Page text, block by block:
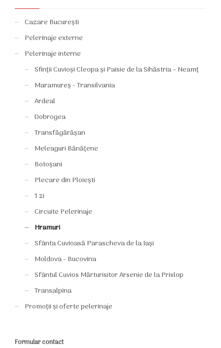
Cazare București
Pelerinaje externe
Pelerinaje interne
Sfinții Cuvioși Cleopa și Paisie de la Sihăstria – Neamț
Maramureș - Transilvania
Ardeal
Dobrogea
Transfăgărășan
Meleaguri Bănățene
Botoșani
Plecare din Ploiești
1 zi
Circuite Pelerinaje
Hramuri
Sfânta Cuvioasă Parascheva de la Iași
Moldova - Bucovina
Sfântul Cuvios Mărturisitor Arsenie de la Prislop
Transalpina
Promoții și oferte pelerinaje
Formular contact